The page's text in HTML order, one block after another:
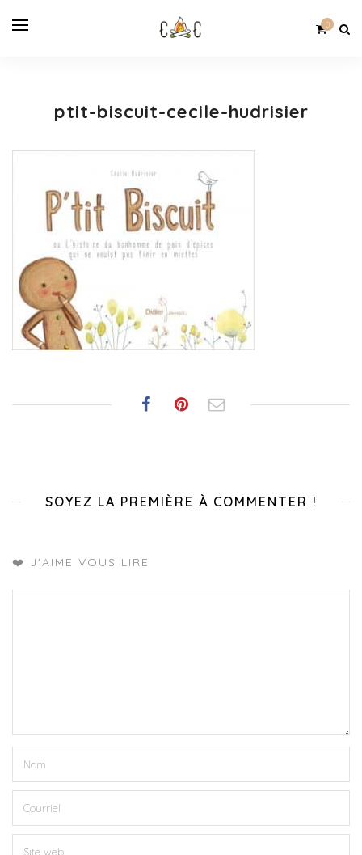
0
ptit-biscuit-cecile-hudrisier
SOYEZ LA PREMIÈRE À COMMENTER !
❤️ J'AIME VOUS LIRE